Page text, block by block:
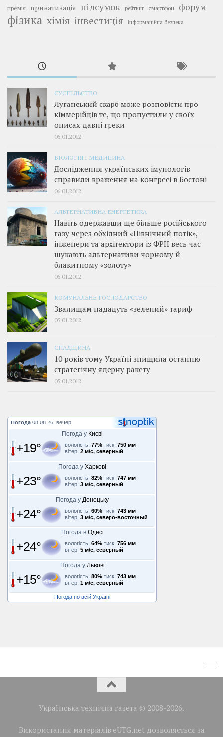
премія приватизація підсумок рейтинг смартфон форум
фізика хімія інвестиція інформаційна безпека
СУСПІЛЬСТВО
Луганський скарб може розповісти про
кіммерійців те, що пропустили у своїх
описах давні греки
06.01.2012
БІОЛОГІЯ І МЕДИЦИНА
Дослідження українських імунологів
справили враження на конгресі в Бостоні
06.01.2012
АЛЬТЕРНАТИВНА ЕНЕРГЕТИКА
Навіть одержавши ще більше російського
газу через обхідний «Північний потік»,­
інженери та архітектори із ФРН весь час
шукають альтернативи чорному й
блакитному «золоту»
06.01.2012
КОМУНАЛЬНЕ ГОСПОДАРСТВО
Звалищам нададуть «зелений» тариф
05.01.2012
СПАДЩИНА
10 років тому Україні знищила останню
стратегічну ядерну ракету
05.01.2012
Погода 08.08.26, вечер
Погода у Києві
+19° вологість: 77% тиск: 750 мм
вітер: 2 м/с, северный
Погода у Харкові
+23° вологість: 82% тиск: 747 мм
вітер: 3 м/с, северный
Погода у Донецьку
+24° вологість: 60% тиск: 743 мм
вітер: 3 м/с, северо-восточный
Погода в Одесі
+24° вологість: 64% тиск: 756 мм
вітер: 5 м/с, северный
Погода у Львові
+15° вологість: 80% тиск: 743 мм
вітер: 1 м/с, северный
Погода по всій Україні
Українська технічна газета © 2008-2026.
Використання матеріалів eUTG.net дозволяється за